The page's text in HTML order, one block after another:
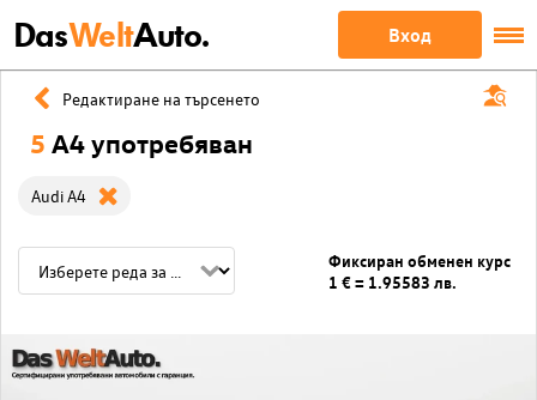
DasWeltAuto. Вход
Редактиране на търсенето
5 A4 употребяван
Audi A4
Фиксиран обменен курс
1 € = 1.95583 лв.